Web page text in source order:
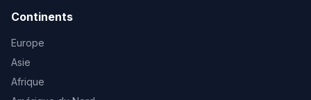
Continents
Europe
Asie
Afrique